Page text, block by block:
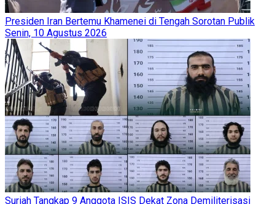
Presiden Iran Bertemu Khamenei di Tengah Sorotan Publik
Senin, 10 Agustus 2026
Suriah Tangkap 9 Anggota ISIS Dekat Zona Demiliterisasi